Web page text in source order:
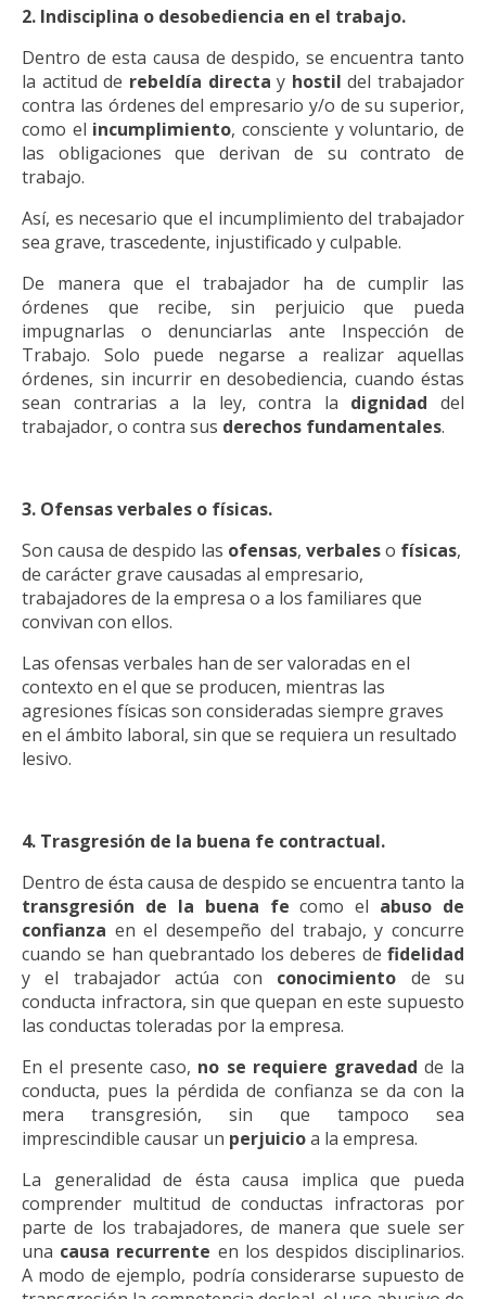
2. Indisciplina o desobediencia en el trabajo.
Dentro de esta causa de despido, se encuentra tanto
la actitud de rebeldía directa y hostil del trabajador
contra las órdenes del empresario y/o de su superior,
como el incumplimiento, consciente y voluntario, de
las obligaciones que derivan de su contrato de
trabajo.
Así, es necesario que el incumplimiento del trabajador
sea grave, trascedente, injustificado y culpable.
De manera que el trabajador ha de cumplir las
órdenes que recibe, sin perjuicio que pueda
impugnarlas o denunciarlas ante Inspección de
Trabajo. Solo puede negarse a realizar aquellas
órdenes, sin incurrir en desobediencia, cuando éstas
sean contrarias a la ley, contra la dignidad del
trabajador, o contra sus derechos fundamentales.
3. Ofensas verbales o físicas.
Son causa de despido las ofensas, verbaleso físicas,
de carácter grave causadas al empresario,
trabajadores de la empresa o a los familiares que
convivan con ellos.
Las ofensas verbales han de ser valoradas en el
contexto en el que se producen, mientras las
agresiones físicas son consideradas siempre graves
en el ámbito laboral, sin que se requiera un resultado
lesivo.
4. Trasgresión de la buena fe contractual.
Dentro de ésta causa de despido se encuentra tanto la
transgresión de la buena fe como el abuso de
confianza en el desempeño del trabajo, y concurre
cuando se han quebrantado los deberes de fidelidad
y el trabajador actúa con conocimiento de su
conducta infractora, sin que quepan en este supuesto
las conductas toleradas por la empresa.
En el presente caso, no se requiere gravedad de la
conducta, pues la pérdida de confianza se da con la
mera transgresión, sin que tampoco sea
imprescindible causar un perjuicioa la empresa.
La generalidad de ésta causa implica que pueda
comprender multitud de conductas infractoras por
parte de los trabajadores, de manera que suele ser
una causa recurrente en los despidos disciplinarios.
A modo de ejemplo, podría considerarse supuesto de